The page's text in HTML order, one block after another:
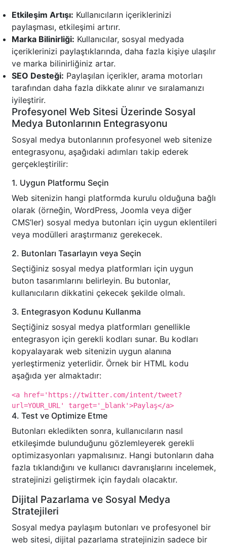
Etkileşim Artışı: Kullanıcıların içeriklerinizi
paylaşması, etkileşimi artırır.
Marka Bilinirliği: Kullanıcılar, sosyal medyada
içeriklerinizi paylaştıklarında, daha fazla kişiye ulaşılır
ve marka bilinirliğiniz artar.
SEO Desteği: Paylaşılan içerikler, arama motorları
tarafından daha fazla dikkate alınır ve sıralamanızı
iyileştirir.
Profesyonel Web Sitesi Üzerinde Sosyal
Medya Butonlarının Entegrasyonu
Sosyal medya butonlarının profesyonel web sitenize
entegrasyonu, aşağıdaki adımları takip ederek
gerçekleştirilir:
1. Uygun Platformu Seçin
Web sitenizin hangi platformda kurulu olduğuna bağlı
olarak (örneğin, WordPress, Joomla veya diğer
CMS’ler) sosyal medya butonları için uygun eklentileri
veya modülleri araştırmanız gerekecek.
2. Butonları Tasarlayın veya Seçin
Seçtiğiniz sosyal medya platformları için uygun
buton tasarımlarını belirleyin. Bu butonlar,
kullanıcıların dikkatini çekecek şekilde olmalı.
3. Entegrasyon Kodunu Kullanma
Seçtiğiniz sosyal medya platformları genellikle
entegrasyon için gerekli kodları sunar. Bu kodları
kopyalayarak web sitenizin uygun alanına
yerleştirmeniz yeterlidir. Örnek bir HTML kodu
aşağıda yer almaktadır:
<a href='https://twitter.com/intent/tweet?
url=YOUR_URL' target='_blank'>Paylaş</a>
4. Test ve Optimize Etme
Butonları ekledikten sonra, kullanıcıların nasıl
etkileşimde bulunduğunu gözlemleyerek gerekli
optimizasyonları yapmalısınız. Hangi butonların daha
fazla tıklandığını ve kullanıcı davranışlarını incelemek,
stratejinizi geliştirmek için faydalı olacaktır.
Dijital Pazarlama ve Sosyal Medya
Stratejileri
Sosyal medya paylaşım butonları ve profesyonel bir
web sitesi, dijital pazarlama stratejinizin sadece bir